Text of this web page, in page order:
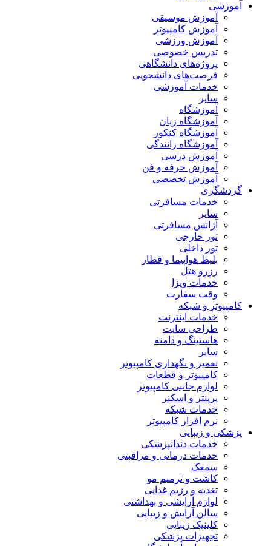
آموزشی
آموزش موسیقی
آموزش کامپیوتر
آموزش ورزشی
تدریس خصوصی
پروژه‌های دانشگاهی
فرصت‌های دانشجویی
خدمات آموزشی
سایر
آموزشگاه
آموزشگاه زبان
آموزشگاه کنکور
آموزشگاه رانندگی
آموزش درسی
آموزش حرفه و فن
آموزش تخصصی
گردشگری
خدمات مسافرتی
سایر
آژانس مسافرتی
تور خارجی
تور داخلی
بلیط هواپیما و قطار
رزرو هتل
خدمات ویزا
وقت سفارت
کامپیوتر و شبکه
خدمات اینترنت
طراحی سایت
هاستینگ و دامنه
سایر
تعمیر و نگهداری کامپیوتر
کامپیوتر و قطعات
لوازم جانبی کامپیوتر
پرینتر و اسکنر
خدمات شبکه
نرم افزار کامپیوتر
پزشکی و زیبایی
خدمات دندانپزشکی
خدمات درمانی و مراقبتی
سمعک
کاشت و ترمیم مو
تغذیه و رژیم غذایی
لوازم آرایشی و بهداشتی
سالن آرایش و زیبایی
کلینیک زیبایی
تجهیزات پزشکی